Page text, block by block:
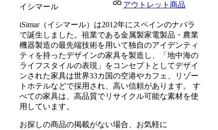
アウトレット商品
イシマール
iSimar（イシマール）は2012年にスペインのナバラ
で誕生しました。祖業である金属製家電製品・農業
機器製造の最先端技術を用いて独自のアイデンティ
ティを持ったデザインの家具を製造し、「地中海の
ライフスタイルの表現」をコンセプトとしてデザイ
ンされた家具は世界33カ国の空港やカフェ、リゾー
トホテルなどで採用され、高い信頼があります。 す
べての家具は、高品質でリサイクル可能な素材を使
用しています。
お探しの商品の掲載がない場合、お気軽に